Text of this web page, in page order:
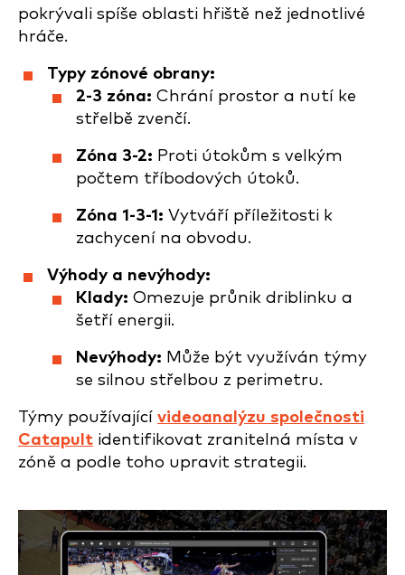
pokrývali spíše oblasti hřiště než jednotlivé
hráče.
Typy zónové obrany:
2-3 zóna: Chrání prostor a nutí ke
střelbě zvenčí.
Zóna 3-2: Proti útokům s velkým
počtem tříbodových útoků.
Zóna 1-3-1: Vytváří příležitosti k
zachycení na obvodu.
Výhody a nevýhody:
Klady: Omezuje průnik driblinku a
šetří energii.
Nevýhody: Může být využíván týmy
se silnou střelbou z perimetru.
Týmy používající videoanalýzu společnosti
Catapult identifikovat zranitelná místa v
zóně a podle toho upravit strategii.